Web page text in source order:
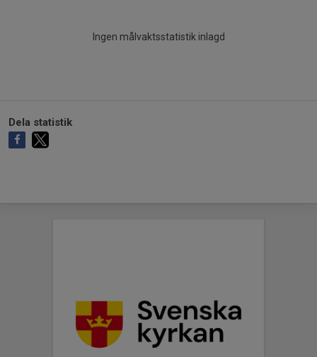
Ingen målvaktsstatistik inlagd
Dela statistik